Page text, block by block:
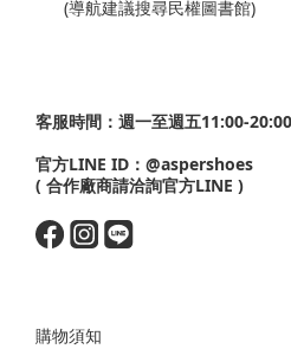
(導航建議搜尋民權圖書館)
客服時間：週一至週五11:00-20:00
官方LINE ID： @aspershoes
( 合作廠商請洽詢官方LINE )
購物須知